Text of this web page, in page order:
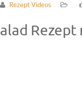
Rezept Videos
Rezept